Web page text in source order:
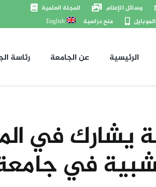
وسائل الإعلام
المجلة العلمية
منح دراسية English
الرئيسية عن الجامعة رئاسة
يشارك في
في